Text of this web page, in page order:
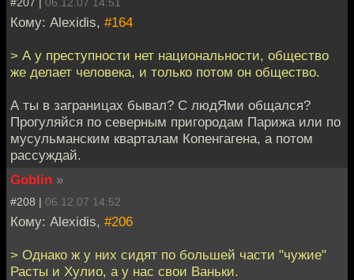
Кому: Alexidis, #164
> А у преступности нет национальности, общество
же делает человека, и только потом он общество.
А ты в заграницах бывал? С людЯми общался?
Прогуляйся по северным пригородам Парижа или по
мусульманским кварталам Копенгагена, а потом
рассуждай.
Goblin »
#208 | 06.12.07 14:52
Кому: Alexidis, #206
> Однако ж у них сидят по большей части "чужие"
Расты и Хулио, а у нас свои Ваньки.